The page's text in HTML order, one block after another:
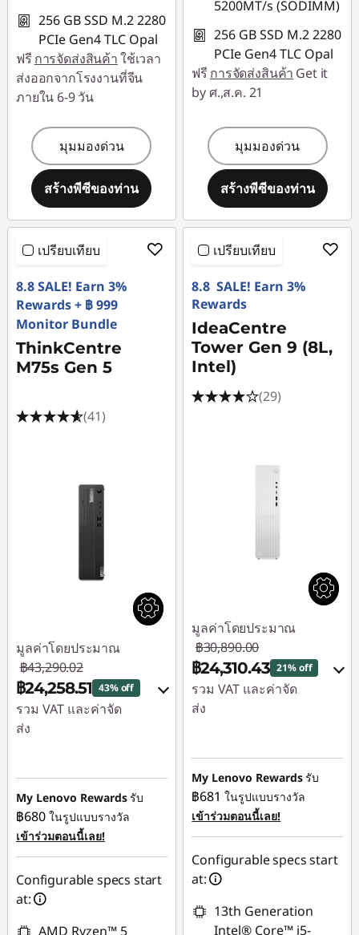
256 GB SSD M.2 2280
PCIe Gen4 TLC Opal
ฟรี การจัดส่งสินค้าใช้เวลา
ส่งออกจากโรงงานที่จีน
ภายใน 6-9 วัน
มุมมองด่วน
สร้างพีซีของท่าน
5200MT/s (SODIMM)
256 GB SSD M.2 2280
PCIe Gen4 TLC Opal
ฟรี การจัดส่งสินค้า Get it
by ศ.,ส.ค. 21
มุมมองด่วน
สร้างพีซีของท่าน
เปรียบเทียบ
8.8 SALE! Earn 3%
Rewards + ฿ 999
Monitor Bundle
ThinkCentre
M75s Gen 5
(41)
มูลค่าโดยประมาณ
฿43,290.02
฿24,258.51 43% off
รวม VAT และค่าจัด
ส่ง
฿18,556.85
การประหยัด
eCoupon :-฿474.66
ใช้ eCoupon :
88SALETH
My Lenovo Rewardsรับ
฿680 ในรูปแบบรางวัล
เข้าร่วมตอนนี้เลย!
Configurable specs start
at:
AMD Ryzen™ 5
เปรียบเทียบ
8.8 SALE! Earn 3%
Rewards
IdeaCentre
Tower Gen 9 (8L,
Intel)
(29)
มูลค่าโดยประมาณ
฿30,890.00
฿24,310.43 21% off
รวม VAT และค่าจัด
ส่ง
฿6,579.57
ใช้ eCoupon :
88SALETH
My Lenovo Rewardsรับ
฿681 ในรูปแบบรางวัล
เข้าร่วมตอนนี้เลย!
Configurable specs start
at:
13th Generation
Intel® Core™ i5-